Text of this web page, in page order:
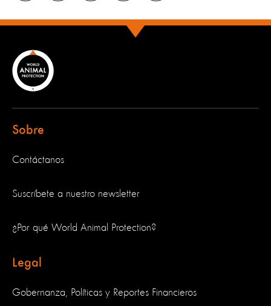
Sobre
Contáctanos
Suscríbete a nuestro newsletter
¿Por qué World Animal Protection?
Legal
Gobernanza, Políticas y Reportes Financieros